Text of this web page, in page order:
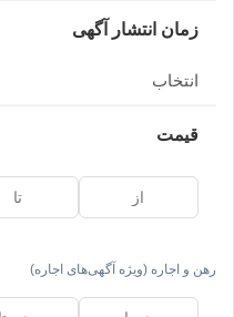
زمان انتشار آگهی
انتخاب
قیمت
رهن و اجاره (ویژه آگهی‌های اجاره)